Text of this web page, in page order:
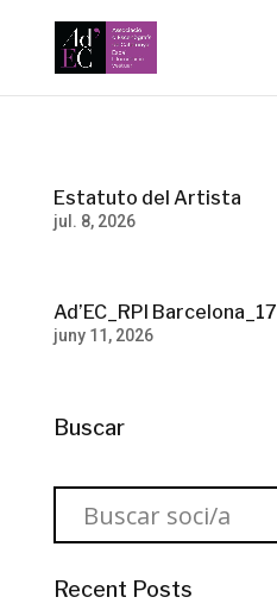
Estatuto del Artista
jul. 8, 2026
Ad’EC_RPI Barcelona_17
juny 11, 2026
Buscar
Recent Posts